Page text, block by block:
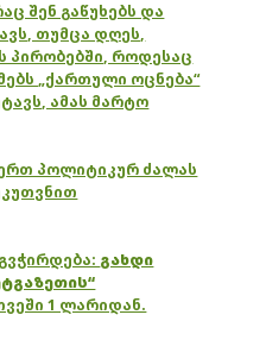
შენ გაწუხებს და
თუმცა დღეს,
პირობებში, როდესაც
„ქართული ოცნება“
ამას მარტო
პოლიტიკურ ძალას
გახდი
1 ლარიდან.